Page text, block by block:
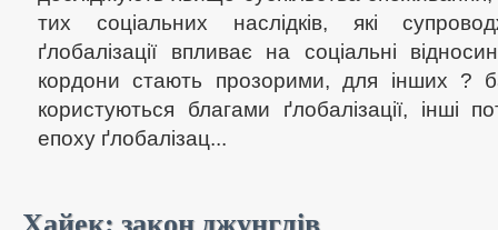
тих соціальних наслідків, які
ґлобалізації впливає на соціальні
кордони стають прозорими, для інших ?
користуються благами ґлобалізації, інші
епоху ґлобалізац...